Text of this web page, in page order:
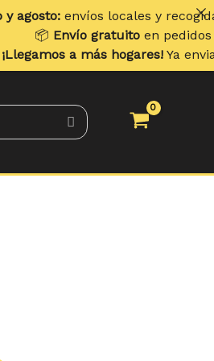
envíos locales y recogidas
Envío gratuitoen pedidos
a más hogares!Ya